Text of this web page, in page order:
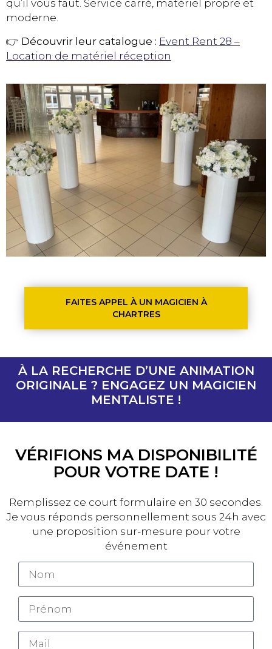
qu’il vous faut. Service carré, matériel propre et
moderne.
👉 Découvrir leur catalogue : Event Rent 28 –
Location de matériel réception
FAITES APPEL À UN MAGICIEN À
CHARTRES
À LA RECHERCHE D’UNE ANIMATION
ORIGINALE ? ENGAGEZ UN MAGICIEN
MENTALISTE !
VÉRIFIONS MA DISPONIBILITÉ
POUR VOTRE DATE !
Remplissez ce court formulaire en 30 secondes.
Je vous réponds personnellement sous 24h avec
une proposition sur-mesure pour votre
événement